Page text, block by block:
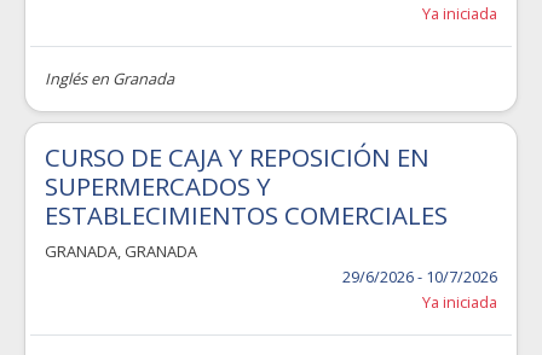
Ya iniciada
Inglés en Granada
CURSO DE CAJA Y REPOSICIÓN EN
SUPERMERCADOS Y
ESTABLECIMIENTOS COMERCIALES
GRANADA, GRANADA
29/6/2026 - 10/7/2026
Ya iniciada